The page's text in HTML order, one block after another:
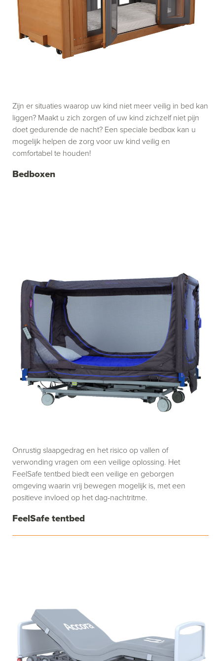
Bedboxen
Zijn er situaties waarop uw kind niet meer veilig in bed kan
liggen? Maakt u zich zorgen of uw kind zichzelf niet pijn
doet gedurende de nacht? Een speciale bedbox kan u
mogelijk helpen de zorg voor uw kind veilig en
comfortabel te houden!
FeelSafe tentbed
Onrustig slaapgedrag en het risico op vallen of
verwonding vragen om een veilige oplossing. Het
FeelSafe tentbed biedt een veilige en geborgen
omgeving waarin vrij bewegen mogelijk is, met een
positieve invloed op het dag-nachtritme.